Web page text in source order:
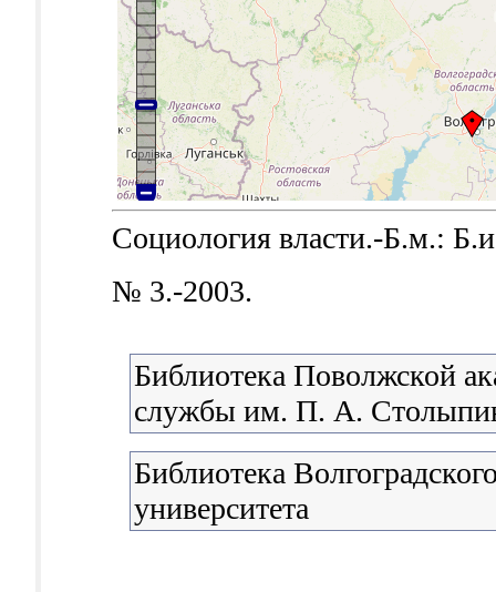
Социология власти.-Б.м.:
№ 3.-2003.
Библиотека Поволжской
службы им. П. А.
Библиотека
университета